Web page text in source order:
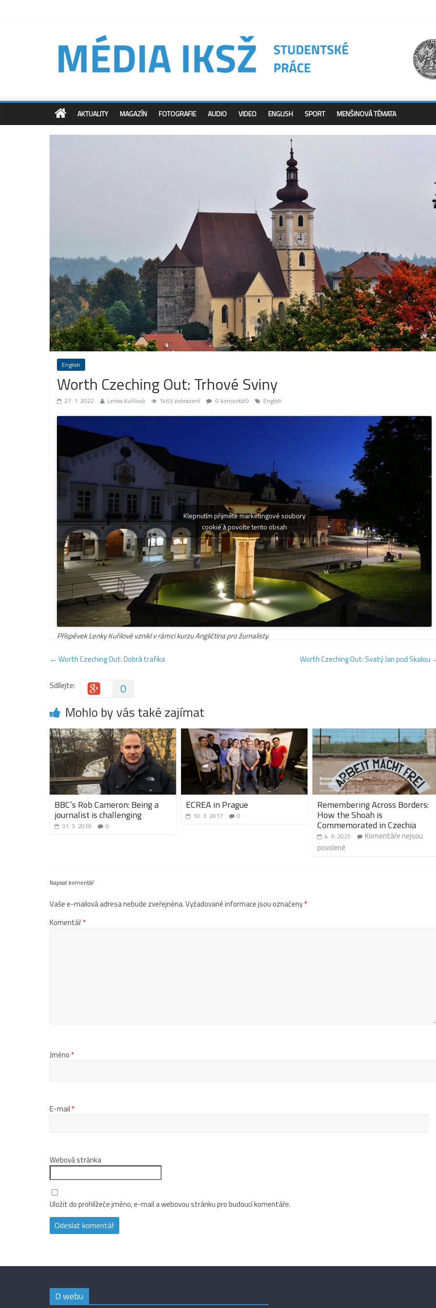
AKTUALITY MAGAZÍN FOTOGRAFIE AUDIO VIDEO ENGLISH SPORT MENŠINOVÁ TÉMATA
English
Worth Czeching Out: Trhové Sviny
27. 1. 2022 Lenka Kuřilová 1463 zobrazení 0 komentářů English
Příspěvek Lenky Kuřilové vznikl v rámci kurzu Angličtina pro žurnalisty.
Klepnutím přijměte marketingové soubory
cookie a povolte tento obsah
← Worth Czeching Out: Dobrá trafika Worth Czeching Out: Svatý Jan pod Skalou
Sdílejte: 0
Mohlo by vás také zajímat
BBC’s Rob Cameron: Being a
journalist is challenging
31. 3. 2019 0
ECREA in Prague
10. 3. 2017 0
Remembering Across Borders:
How the Shoah is
Commemorated in Czechia
4. 6. 2025
Komentáře nejsou
povolené
Napsat komentář
Vaše e-mailová adresa nebude zveřejněna.Vyžadované informace jsou označeny*
Komentář*
Jméno *
E-mail *
Webová stránka
Uložit do prohlížeče jméno, e-mail a webovou stránku pro budoucí komentáře.
O webu